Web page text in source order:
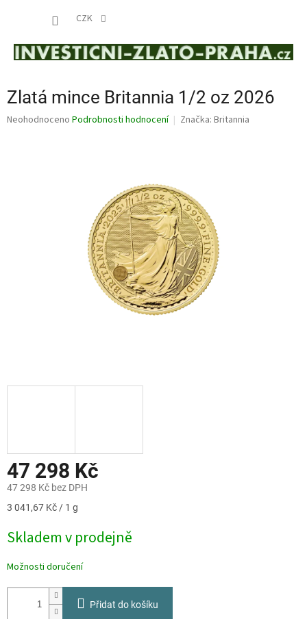
CZK
Zlatá mince Britannia 1/2 oz 2026
Průměrné
Neohodnoceno Podrobnosti hodnocení Značka: Britannia
47 298 Kč
47 298 Kč bez DPH
Měrná
3 041,67 Kč / 1 g
Skladem v prodejně
Možnosti doručení
Přidat do košíku